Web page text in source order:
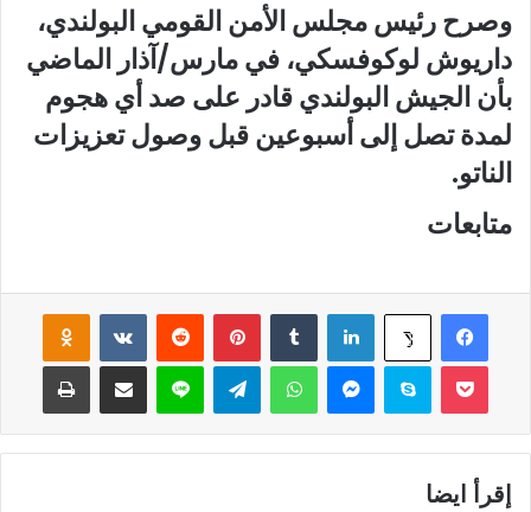
وصرح رئيس مجلس الأمن القومي البولندي،
داريوش لوكوفسكي، في مارس/آذار الماضي
بأن الجيش البولندي قادر على صد أي هجوم
لمدة تصل إلى أسبوعين قبل وصول تعزيزات
الناتو.
متابعات
فيسبوك ‫X لينكدإن بينتيريست
سكايب واتساب لاين
إقرأ ايضا